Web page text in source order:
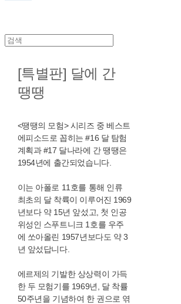
[특별판] 달에 간
땡땡
<땡땡의 모험> 시리즈 중 베스트
에피소드로 꼽히는 #16 달 탐험
계획과 #17 달나라에 간 땡땡은
1954년에 출간되었습니다.
이는 아폴로 11호를 통해 인류
최초의 달 착륙이 이루어진 1969
년보다 약 15년 앞섰고, 첫 인공
위성인 스푸트니크 1호를 우주
에 쏘아올린 1957년보다도 약 3
년 앞섰답니다.
에르제의 기발한 상상력이 가득
한 두 모험기를 1969년, 달 착률
50주년을 기념하여 한 권으로 엮